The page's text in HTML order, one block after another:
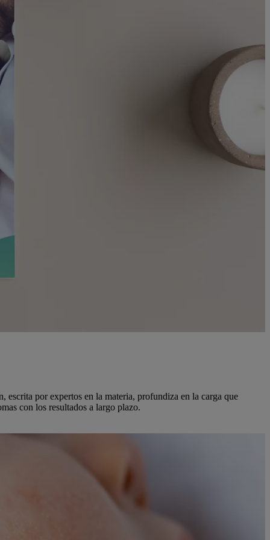
por expertos en la materia, profundiza en la carga que
con los resultados a largo plazo.